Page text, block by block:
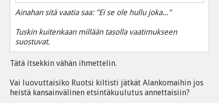
Ainahan sitä vaatia saa: "Ei se ole hullu joka..."
Tuskin kuitenkaan millään tasolla vaatimukseen
suostuvat.
Tätä itsekkin vähän ihmettelin.
Vai luovuttaisiko Ruotsi kiltisti jätkät Alankomaihin jos
heistä kansainvälinen etsintäkuulutus annettaisiin?